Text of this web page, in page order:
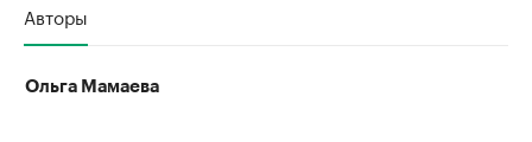
Авторы
Ольга Мамаева